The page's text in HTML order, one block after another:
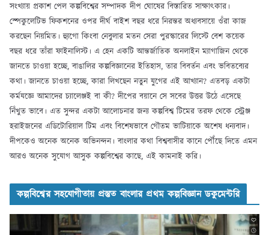
সংখ্যায় প্রকাশ পেল কল্পবিশ্বের সম্পাদক দীপ ঘোষের বিস্তারিত সাক্ষাৎকার।
স্পেকুলেটিভ ফিকশনের ওপর দীর্ঘ বাইশ বছর ধরে নিরন্তর অধ্যবসায়ে ওঁরা কাজ
করছেন নিয়মিত। হ্যুগো কিংবা নেবুলার মতন সেরা পুরস্কারের লিস্টে বেশ কয়েক
বছর ধরে তাঁরা ফাইনালিস্ট। এ হেন একটি আন্তর্জাতিক অনলাইন ম্যাগাজিন থেকে
জানতে চাওয়া হচ্ছে, বাঙালির কল্পবিজ্ঞানের ইতিহাস, তার বিবর্তন এবং ভবিতব্যের
কথা। জানতে চাওয়া হচ্ছে, কারা লিখছেন নতুন যুগের এই আখ্যান? এতবড় একটা
কর্মযজ্ঞে আমাদের চ্যালেঞ্জই বা কী? দীপের বয়ানে সে সবের উত্তর উঠে এসেছে
নিঁখুত ভাবে। এত সুন্দর একটা আলোচনার জন্য কল্পবিশ্ব টিমের তরফ থেকে স্ট্রেঞ্জ
হরাইজনের এডিটোরিয়াল টিম এবং বিশেষভাবে গৌতম ভাটিয়াকে অশেষ ধন্যবাদ।
দীপকেও অনেক অনেক অভিনন্দন। বাংলার কথা বিশ্ববাসীর কানে পৌঁছে দিতে এমন
আরও অনেক সুযোগ আসুক কল্পবিশ্বের কাছে, এই কামনাই করি।
কল্পবিশ্বের সহযোগীতায় প্রস্তুত বাংলার প্রথম কল্পবিজ্ঞান ডকুমেন্টরি